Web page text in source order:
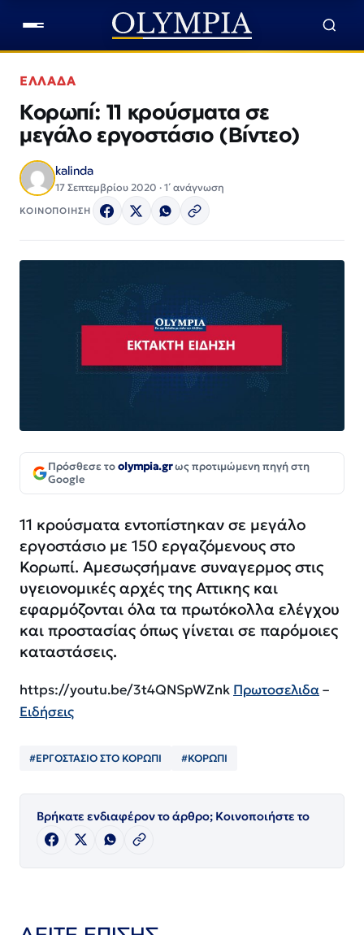
ΕΛΛΑΔΑ
Κορωπί: 11 κρούσματα σε
μεγάλο εργοστάσιο (Βίντεο)
kalinda
17 Σεπτεμβρίου 2020 · 1΄ ανάγνωση
ΚΟΙΝΟΠΟΙΗΣΗ
Πρόσθεσε τοolympia.grως προτιμώμενη πηγή στη
Google
11 κρούσματα εντοπίστηκαν σε μεγάλο
εργοστάσιο με 150 εργαζόμενους στο
Κορωπί. Αμεσωςσήμανε συναγερμος στις
υγειονομικές αρχές της Αττικης και
εφαρμόζονται όλα τα πρωτόκολλα ελέγχου
και προστασίας όπως γίνεται σε παρόμοιες
καταστάσεις.
https://youtu.be/3t4QNSpWZnk Πρωτοσελιδα–
Ειδήσεις
#ΕΡΓΟΣΤΑΣΙΟ ΣΤΟ ΚΟΡΩΠΙ #ΚΟΡΩΠΙ
Βρήκατε ενδιαφέρον το άρθρο; Κοινοποιήστε το